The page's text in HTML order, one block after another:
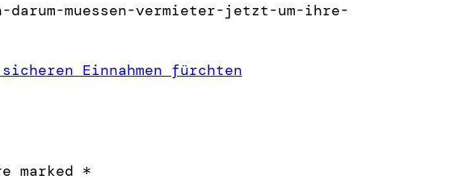
darum-muessen-vermieter-jetzt-um-ihre-
Einnahmen fürchten
marked *